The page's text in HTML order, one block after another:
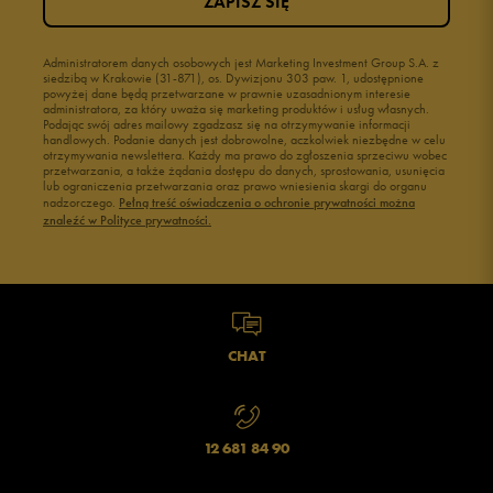
Administratorem danych osobowych jest Marketing Investment Group S.A. z
siedzibą w Krakowie (31-871), os. Dywizjonu 303 paw. 1, udostępnione
powyżej dane będą przetwarzane w prawnie uzasadnionym interesie
administratora, za który uważa się marketing produktów i usług własnych.
Podając swój adres mailowy zgadzasz się na otrzymywanie informacji
handlowych. Podanie danych jest dobrowolne, aczkolwiek niezbędne w celu
otrzymywania newslettera. Każdy ma prawo do zgłoszenia sprzeciwu wobec
przetwarzania, a także żądania dostępu do danych, sprostowania, usunięcia
lub ograniczenia przetwarzania oraz prawo wniesienia skargi do organu
nadzorczego. Pełną treść oświadczenia o ochronie prywatności można
znaleźć w Polityce prywatności.
CHAT
12 681 84 90